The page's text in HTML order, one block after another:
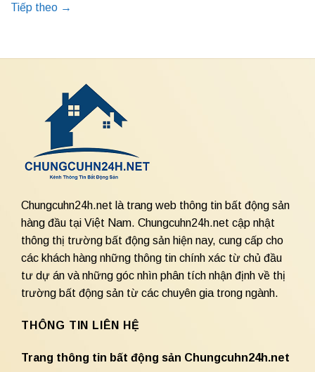
Tiếp theo →
Chungcuhn24h.net là trang web thông tin bất động sản
hàng đầu tại Việt Nam. Chungcuhn24h.net cập nhật
thông thị trường bất động sản hiện nay, cung cấp cho
các khách hàng những thông tin chính xác từ chủ đầu
tư dự án và những góc nhìn phân tích nhận định về thị
trường bất động sản từ các chuyên gia trong ngành.
THÔNG TIN LIÊN HỆ
Trang thông tin bất động sản Chungcuhn24h.net